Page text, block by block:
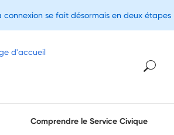
Comprendre le Service Civique
connexion se fait désormais en deux